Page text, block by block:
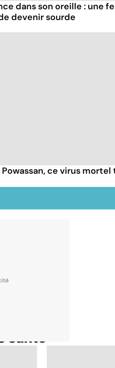
dans son oreille : une
devenir sourde
ce virus mortel
santé